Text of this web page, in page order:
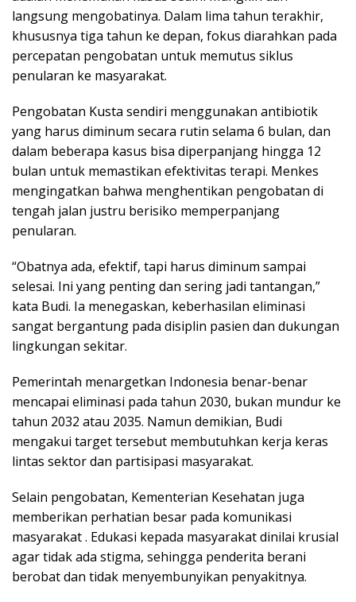
langsung mengobatinya. Dalam lima tahun terakhir,
khususnya tiga tahun ke depan, fokus diarahkan pada
percepatan pengobatan untuk memutus siklus
penularan ke masyarakat.
Pengobatan Kusta sendiri menggunakan antibiotik
yang harus diminum secara rutin selama 6 bulan, dan
dalam beberapa kasus bisa diperpanjang hingga 12
bulan untuk memastikan efektivitas terapi. Menkes
mengingatkan bahwa menghentikan pengobatan di
tengah jalan justru berisiko memperpanjang
penularan.
“Obatnya ada, efektif, tapi harus diminum sampai
selesai. Ini yang penting dan sering jadi tantangan,”
kata Budi. Ia menegaskan, keberhasilan eliminasi
sangat bergantung pada disiplin pasien dan dukungan
lingkungan sekitar.
Pemerintah menargetkan Indonesia benar-benar
mencapai eliminasi pada tahun 2030, bukan mundur ke
tahun 2032 atau 2035. Namun demikian, Budi
mengakui target tersebut membutuhkan kerja keras
lintas sektor dan partisipasi masyarakat.
Selain pengobatan, Kementerian Kesehatan juga
memberikan perhatian besar pada komunikasi
masyarakat . Edukasi kepada masyarakat dinilai krusial
agar tidak ada stigma, sehingga penderita berani
berobat dan tidak menyembunyikan penyakitnya.